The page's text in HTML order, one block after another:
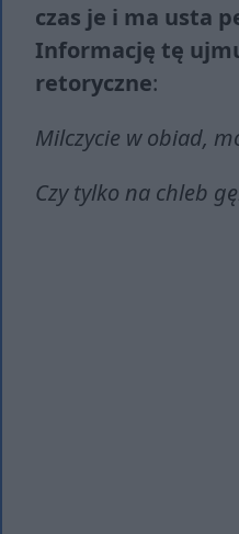
czas je i ma usta
Informację tę
retoryczne:
Milczycie w obiad,
Czy tylko na chleb